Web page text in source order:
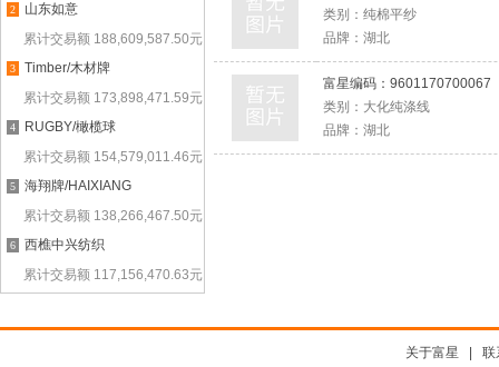
2
山东如意
累计交易额 188,609,587.50元
3
Timber/木材牌
累计交易额 173,898,471.59元
4
RUGBY/橄榄球
累计交易额 154,579,011.46元
5
海翔牌/HAIXIANG
累计交易额 138,266,467.50元
6
西樵中兴纺织
累计交易额 117,156,470.63元
类别： 纯棉平纱
品牌： 湖北
富星编码： 9601170700067
类别： 大化纯涤线
品牌： 湖北
关于富星
联